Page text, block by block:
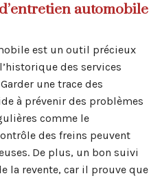
automobile
est un outil précieux
des services
une trace des
à prévenir des problèmes
comme le
des freins peuvent
De plus, un bon suivi
la revente, car il prouve que